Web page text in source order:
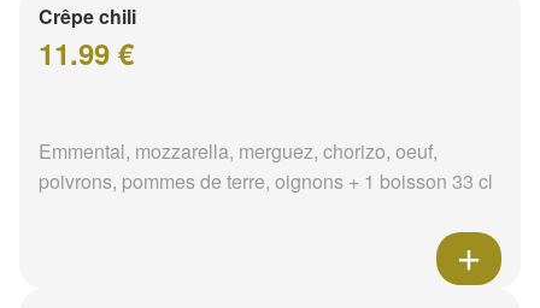
Crêpe chili
11.99 €
Emmental, mozzarella, merguez, chorizo, oeuf,
poivrons, pommes de terre, oignons + 1 boisson 33 cl